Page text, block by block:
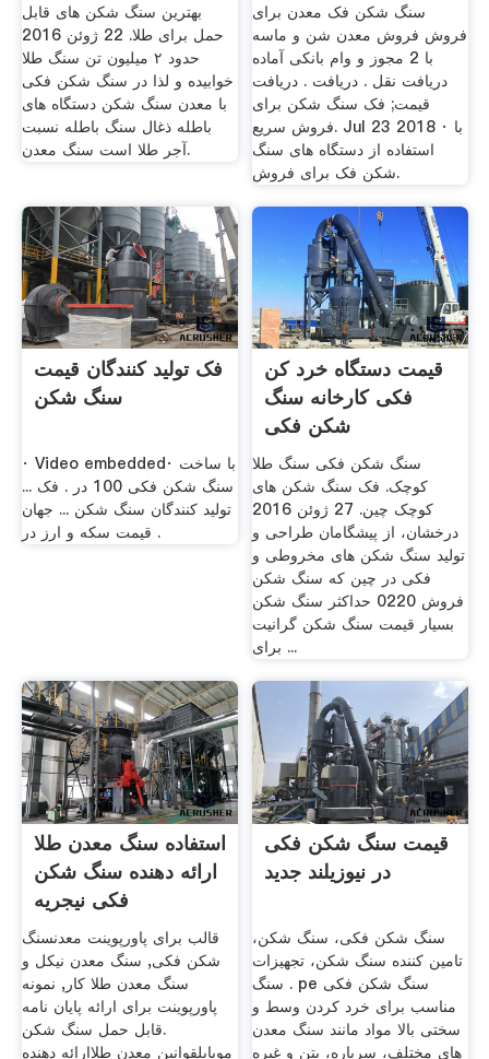
بهترین سنگ شکن های قابل
حمل برای طلا. 22 ژوئن 2016
حدود ۲ میلیون تن سنگ طلا
خوابیده و لذا در سنگ شکن فکی
با معدن سنگ شکن دستگاه های
باطله ذغال سنگ باطله نسبت
آجر طلا است سنگ معدن.
سنگ شکن فک معدن برای
فروش فروش معدن شن و ماسه
با 2 مجوز و وام بانکی آماده
دریافت نقل . دریافت . دریافت
قیمت; فک سنگ شکن برای
فروش سریع. Jul 23 2018 · با
استفاده از دستگاه های سنگ
شکن فک برای فروش.
فک تولید کنندگان قیمت
سنگ شکن
· Video embedded· با ساخت
سنگ شکن فکی 100 در . فک ...
تولید کنندگان سنگ شکن ... جهان
قیمت سکه و ارز در .
قیمت دستگاه خرد کن
فکی کارخانه سنگ
شکن فکی
سنگ شکن فکی سنگ طلا
کوچک. فک سنگ شکن های
کوچک چین. 27 ژوئن 2016
درخشان، از پیشگامان طراحی و
تولید سنگ شکن های مخروطی و
فکی در چین که سنگ شکن
فروش 0220 حداکثر سنگ شکن
بسیار قیمت سنگ شکن گرانیت
برای ...
استفاده سنگ معدن طلا
ارائه دهنده سنگ شکن
فکی نیجریه
قالب برای پاورپوینت معدنسنگ
شکن فکی, سنگ معدن نیکل و
سنگ معدن طلا کار, نمونه
پاورپوینت برای ارائه پایان نامه
.قابل حمل سنگ شکن
موبایلقوانین معدن طلاارائه دهنده
قیمت سنگ شکن فکی
در نیوزیلند جدید
سنگ شکن فکی، سنگ شکن،
تامین کننده سنگ شکن، تجهیزات
سنگ . pe سنگ شکن فکی
مناسب برای خرد کردن وسط و
سختی بالا مواد مانند سنگ معدن
های مختلف، سرباره، بتن و غیره